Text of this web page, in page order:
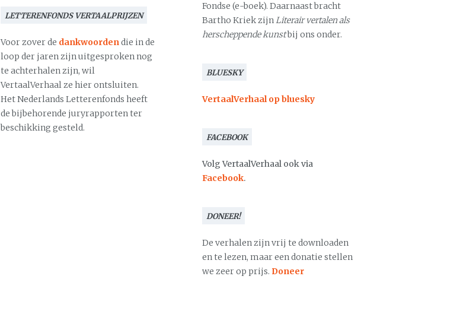
LETTERENFONDS VERTAALPRIJZEN
Voor zover de dankwoordendie in de
loop der jaren zijn uitgesproken nog
te achterhalen zijn, wil
VertaalVerhaal ze hier ontsluiten.
Het Nederlands Letterenfonds heeft
de bijbehorende juryrapporten ter
beschikking gesteld.
Fondse (e-boek). Daarnaast bracht
Bartho Kriek zijnLiterair vertalen als
herscheppende kunstbij ons onder.
BLUESKY
VertaalVerhaal op bluesky
FACEBOOK
Volg VertaalVerhaal ook via
Facebook.
DONEER!
De verhalen zijn vrij te downloaden
en te lezen, maar een donatie stellen
we zeer op prijs. Doneer